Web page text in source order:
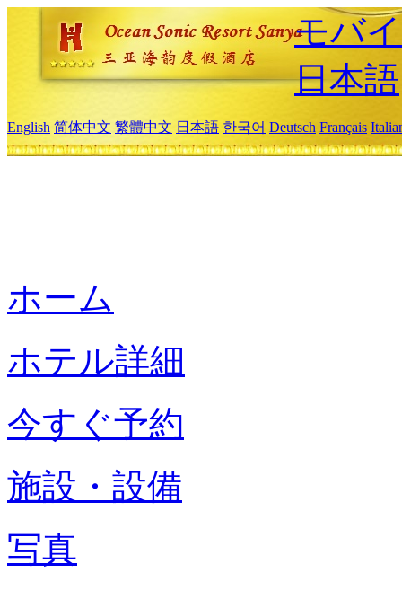
モバ
日本語
English 简体中文 繁體中文 日本語 한국어 Deutsch Français
ホーム
ホテル詳細
今すぐ予約
施設・設備
写真